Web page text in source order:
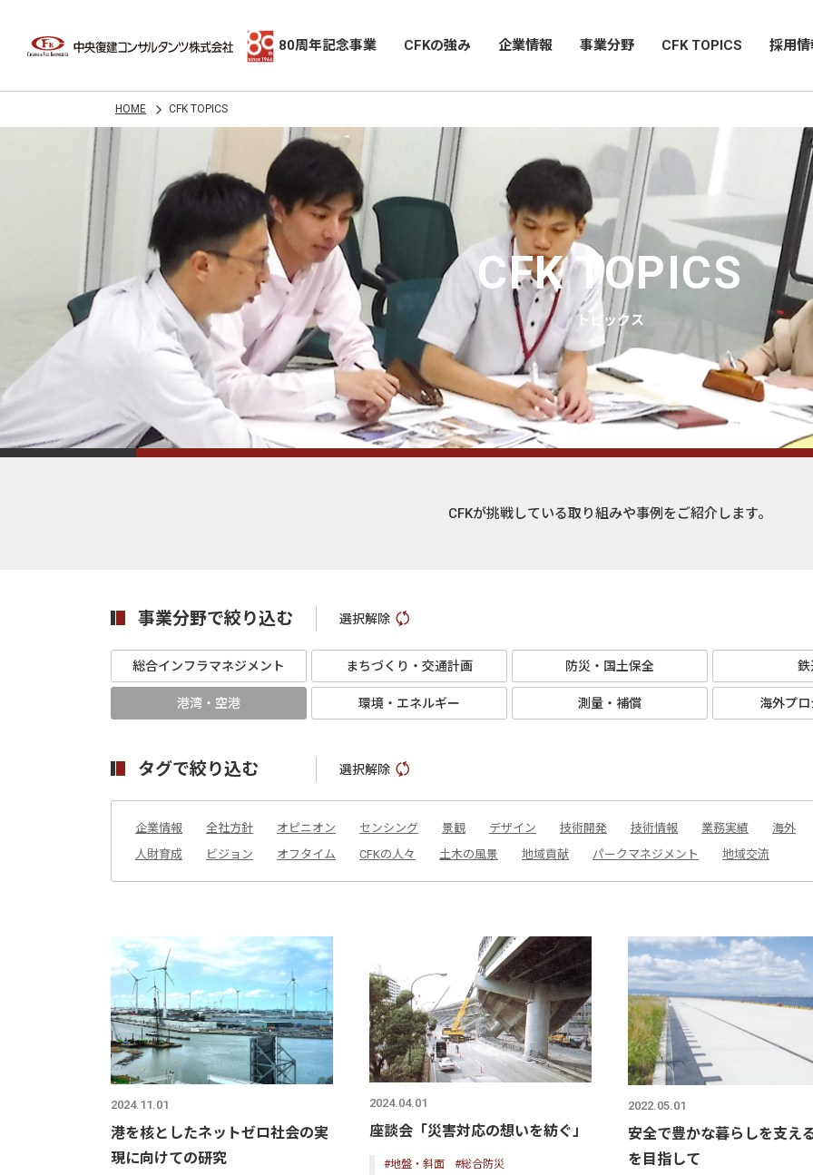
80周年記念事業 CFKの強み 企業情報 事業分野 CFK TOPICS 採用
HOME CFK TOPICS
CFK TOPICS
トピックス
CFKが挑戦している取り組みや事例をご紹介します。
事業分野で絞り込む 選択解除
総合インフラマネジメント まちづくり・交通計画 防災・国土保全 鉄
港湾・空港 環境・エネルギー 測量・補償 海外プ
タグで絞り込む 選択解除
企業情報 全社方針 オピニオン センシング 景観 デザイン 技術開発 技術情報 業務実績
海外
人財育成
ビジョン オフタイム CFKの人々 土木の風景 地域貢献 パークマネジメント 地域交流
2024.11.01
港を核としたネットゼロ社会の実
現に向けての研究
2024.04.01
座談会「災害対応の想いを紡ぐ」
#地盤・斜面
#総合防災
2022.05.01
安全で豊かな暮らしを支え
を目指して